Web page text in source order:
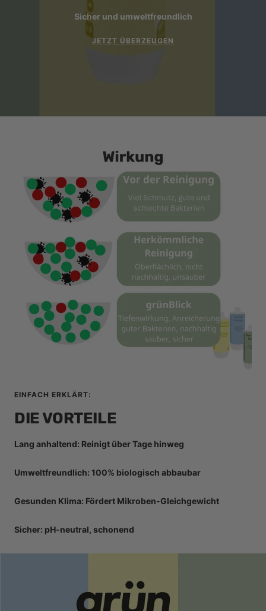
Sicher und umweltfreundlich
JETZT ÜBERZEUGEN
EINFACH ERKLÄRT:
DIE VORTEILE
Lang anhaltend: Reinigt über Tage hinweg
Umweltfreundlich: 100% biologisch abbaubar
Gesunden Klima: Fördert Mikroben-Gleichgewicht
Sicher: pH-neutral, schonend